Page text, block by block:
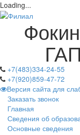
Loading...
+7(483)334-24-55
+7(920)859-47-72
Версия сайта для
Заказать звонок
Главная
Сведения об
Основные сведения